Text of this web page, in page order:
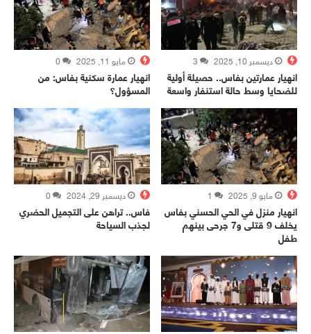
ديسمبر 10, 2025 3
انهيار عمارتين بفاس.. حصيلة أولية
للضحايا وسط حالة استنفار واسعة
مايو 11, 2025 0
انهيار عمارة سكنية بفاس: من
المسؤول؟
مايو 9, 2025 1
انهيار منزل في الحي الحسني بفاس
يخلف 9 قتلى و7 جرحى بينهم
طفل
ديسمبر 29, 2024 0
فاس.. تراهن على التجميل الحضري
لجذب السياحة